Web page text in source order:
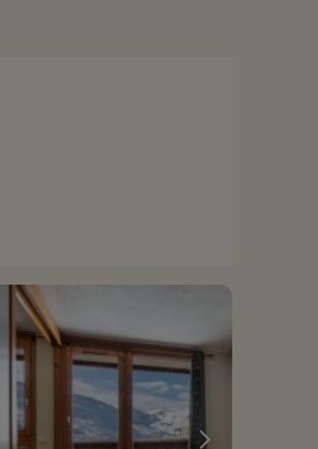
et les plus téméraires
paysages enneigés.
Les amoureux des chevaux
C'est le plus ancien parc
elles sont réservables avec